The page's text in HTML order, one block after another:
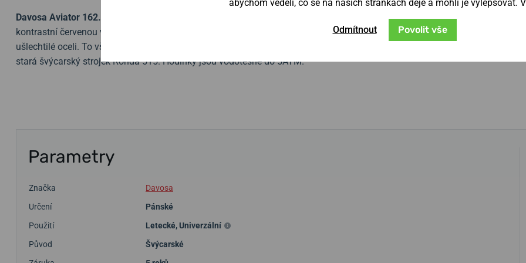
Davosa Aviator 162.498.45 Přehledný číselník s datumovkoua
kontrastní červenou vteřinovou ručičkou je chráněn
Pouzdro je vyrobeno z
ušlechtilé oceli. To vše je doplněno kvalitním,
stará švýcarský strojek Ronda 515. Hodinky jsou vodotěsné do 5ATM.
Parametry
Značka
Davosa
Určení
Pánské
Použití
Letecké,Univerzální
Původ
Švýcarské
abychom věděli, co se na našich stránkách děje a mohli je vylepšovat.
Odmítnout Povolit vše